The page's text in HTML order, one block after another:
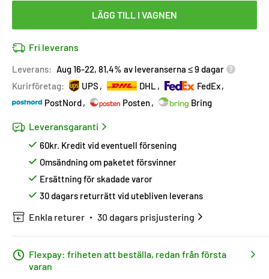
LÄGG TILL I VAGNEN
Fri leverans
Leverans: Aug 16-22, 81,4% av leveranserna ≤ 9 dagar
Kurirföretag:
UPS DHL
FedEx
PostNord
Posten Bring
Leveransgaranti
60kr. Kredit vid eventuell försening
Omsändning om paketet försvinner
Ersättning för skadade varor
30 dagars returrätt vid utebliven leverans
Enkla returer 30 dagars prisjustering
Flexpay: friheten att beställa, redan från första
varan